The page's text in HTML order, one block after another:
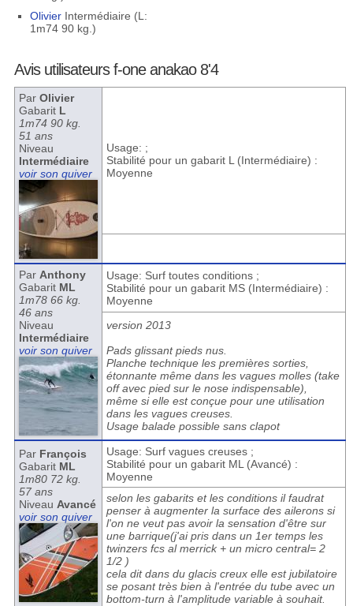
OlivierIntermédiaire (L:
1m74 90 kg.)
Avis utilisateurs f-one anakao 8'4
Par Olivier
Gabarit L
1m74 90 kg.
51 ans
Niveau
Intermédiaire
voir son quiver
Usage: ;
Stabilité pour un gabarit L (Intermédiaire) :
Moyenne
Par Anthony
Gabarit ML
1m78 66 kg.
46 ans
Niveau
Intermédiaire
voir son quiver
Usage: Surf toutes conditions ;
Stabilité pour un gabarit MS (Intermédiaire) :
Moyenne
version 2013
Pads glissant pieds nus.
Planche technique les premières sorties,
étonnante même dans les vagues molles (take
off avec pied sur le nose indispensable),
même si elle est conçue pour une utilisation
dans les vagues creuses.
Usage balade possible sans clapot
Par François
Gabarit ML
1m80 72 kg.
57 ans
Niveau Avancé
voir son quiver
Usage: Surf vagues creuses ;
Stabilité pour un gabarit ML (Avancé) :
Moyenne
selon les gabarits et les conditions il faudrat
penser à augmenter la surface des ailerons si
l'on ne veut pas avoir la sensation d'être sur
une barrique(j'ai pris dans un 1er temps les
twinzers fcs al merrick + un micro central= 2
1/2 )
cela dit dans du glacis creux elle est jubilatoire
se posant très bien à l'entrée du tube avec un
bottom-turn à l'amplitude variable à souhait.